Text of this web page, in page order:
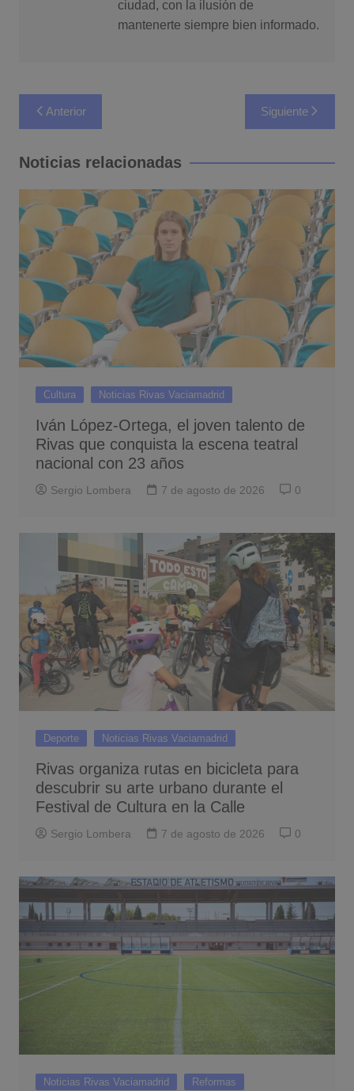
ciudad, con la ilusión de
mantenerte siempre bien informado.
Navegación
de
entradas
Anterior Siguiente
Noticias relacionadas
Cultura Noticias Rivas Vaciamadrid
Iván López-Ortega, el joven talento de
Rivas que conquista la escena teatral
nacional con 23 años
Sergio Lombera 7 de agosto de 2026 0
Deporte Noticias Rivas Vaciamadrid
Rivas organiza rutas en bicicleta para
descubrir su arte urbano durante el
Festival de Cultura en la Calle
Sergio Lombera 7 de agosto de 2026 0
Noticias Rivas Vaciamadrid Reformas